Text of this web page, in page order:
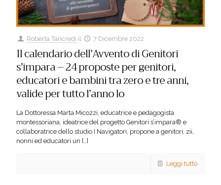
Roberta Tancredi il 7 Dicembre 2022
Il calendario dell’Avvento di Genitori
s’impara – 24 proposte per genitori,
educatori e bambini tra zero e tre anni,
valide per tutto l’anno lo
La Dottoressa Marta Micozzi, educatrice e pedagogista
montessoriana, ideatrice del progetto Genitori s’impara® e
collaboratrice dello studio I Navigatori, propone a genitori, zii,
nonni ed educatori un […]
Leggi tutto